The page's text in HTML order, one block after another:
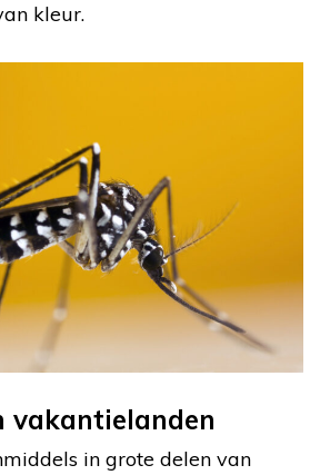
kleur.
vakantielanden
in grote delen van